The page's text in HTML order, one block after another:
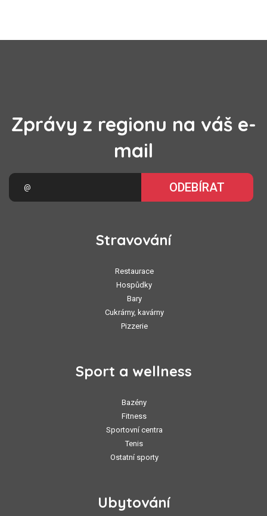
Zprávy z regionu na váš e-
mail
ODEBÍRAT
Stravování
Restaurace
Hospůdky
Bary
Cukrárny, kavárny
Pizzerie
Sport a wellness
Bazény
Fitness
Sportovní centra
Tenis
Ostatní sporty
Ubytování